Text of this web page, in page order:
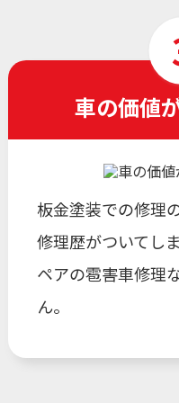
車の価値
板金塗装での修理
修理歴がついてし
ペアの雹害車修理
ん。